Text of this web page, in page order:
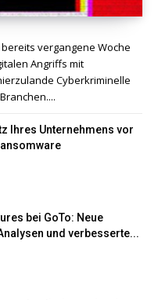
vergangene Woche
Angriffs mit
Cyberkriminelle
Ihres Unternehmens vor
bei GoTo: Neue
und verbesserte...